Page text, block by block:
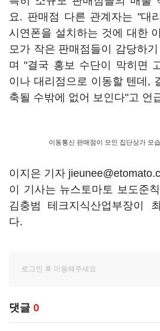
요. 판매점 다른 관계자는 "대
시연폰을 설치하는 것에 대한
모가 작은 판매점들이 감당하
며 "결국 홍보 수단이 막히면
이나 대리점으로 이동할 텐데,
축될 수밖에 없어 보인다"고 언
이동통신 판매점이 모인 집단상가 모
이지은 기자
이 기사는 뉴스토마토 보도준
김충범 테크지식산업부장이
다.
댓글 0